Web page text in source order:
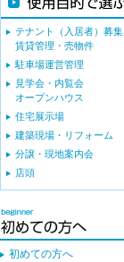
テナント（入居者）募集
賃貸管理・売物件
駐車場運営管理
見学会・内覧会
オープンハウス
住宅展示場
建築現場・リフォーム
分譲・現地案内会
店頭
初めての方へ